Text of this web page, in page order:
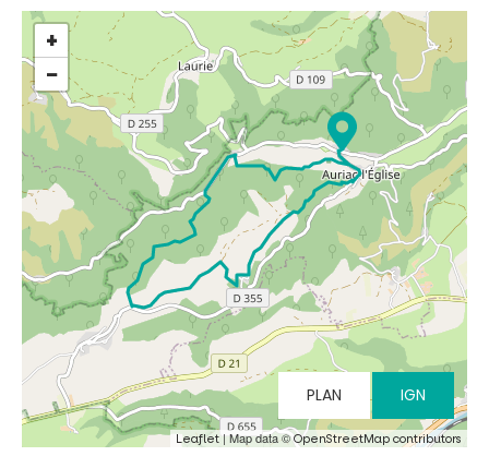
Venta de entradas en línea
Buscar
VISITAS Y SABER HACER
AGENDA
+
−
PLAN IGN
Leaflet| Map data ©OpenStreetMap contributors